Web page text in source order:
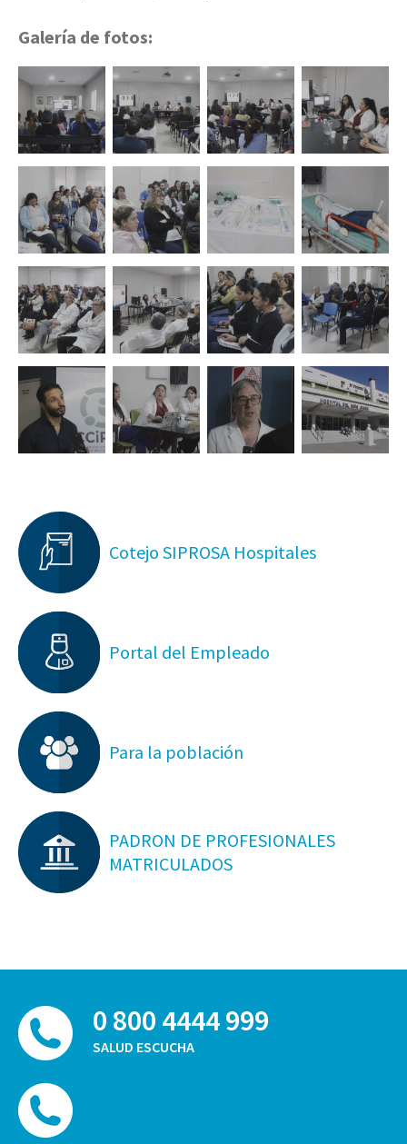
Galería de fotos:
Cotejo SIPROSA Hospitales
Portal del Empleado
Para la población
PADRON DE PROFESIONALES
MATRICULADOS
0 800 4444 999
SALUD ESCUCHA